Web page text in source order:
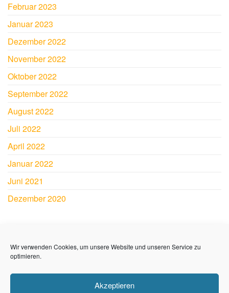
Wir verwenden Cookies, um unsere Website und unseren Service zu
optimieren.
Akzeptieren
Februar 2023
Januar 2023
Dezember 2022
November 2022
Oktober 2022
September 2022
August 2022
Juli 2022
April 2022
Januar 2022
Juni 2021
Dezember 2020
Andre und Sabine Lerch
Impressum
Datenschutzerklärung